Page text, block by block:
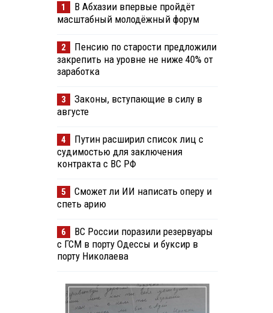
1
В Абхазии впервые пройдёт
масштабный молодёжный форум
2
Пенсию по старости предложили
закрепить на уровне не ниже 40% от
заработка
3
Законы, вступающие в силу в
августе
4
Путин расширил список лиц с
судимостью для заключения
контракта с ВС РФ
5
Сможет ли ИИ написать оперу и
спеть арию
6
ВС России поразили резервуары
с ГСМ в порту Одессы и буксир в
порту Николаева